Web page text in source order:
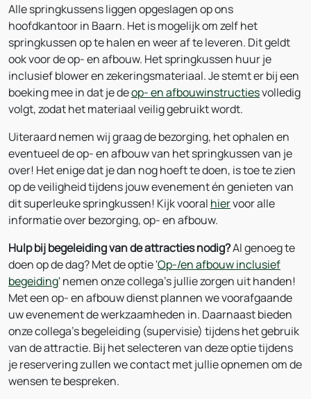
Alle springkussens liggen opgeslagen op ons
hoofdkantoor in Baarn. Het is mogelijk om zelf het
springkussen op te halen en weer af te leveren. Dit geldt
ook voor de op- en afbouw. Het springkussen huur je
inclusief blower en zekeringsmateriaal. Je stemt er bij een
boeking mee in dat je deop- en afbouwinstructiesvolledig
volgt, zodat het materiaal veilig gebruikt wordt.
Uiteraard nemen wij graag de bezorging, het ophalen en
eventueel de op- en afbouw van het springkussen van je
over! Het enige dat je dan nog hoeft te doen, is toe te zien
op de veiligheid tijdens jouw evenement én genieten van
dit superleuke springkussen! Kijk vooral hiervoor alle
informatie over bezorging, op- en afbouw.
Hulp bij begeleiding van de attracties nodig?Al genoeg te
doen op de dag? Met de optie 'Op-/en afbouw inclusief
begeiding' nemen onze collega's jullie zorgen uit handen!
Met een op- en afbouw dienst plannen we voorafgaande
uw evenement de werkzaamheden in. Daarnaast bieden
onze collega's begeleiding (supervisie) tijdens het gebruik
van de attractie. Bij het selecteren van deze optie tijdens
je reservering zullen we contact met jullie opnemen om de
wensen te bespreken.